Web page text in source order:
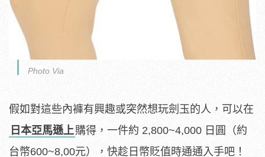
Photo Via
假如對這些內褲有興趣或突然想玩劍玉的人，可以在
日本亞馬遜上購得，一件約 2,800~4,000 日圓（約
台幣600~8,00元），快趁日幣貶值時通通入手吧！